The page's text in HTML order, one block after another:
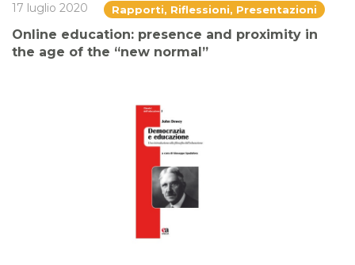
17 luglio 2020 Rapporti, Riflessioni, Presentazioni
Online education: presence and proximity in
the age of the “new normal”